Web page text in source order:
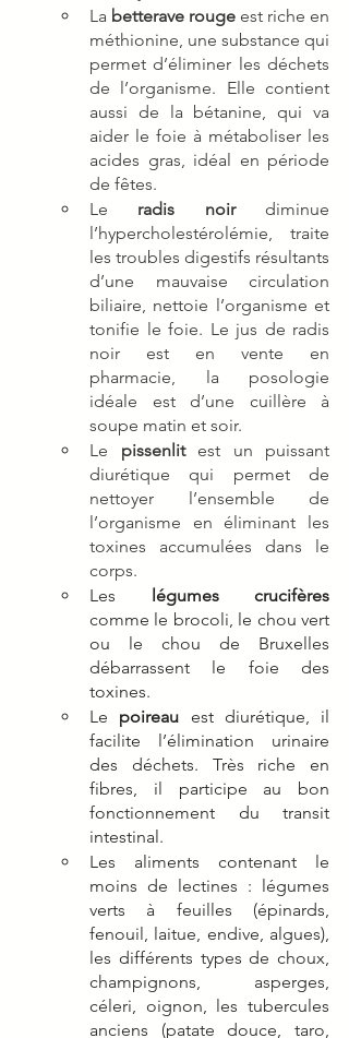
La betterave rouge est riche en
méthionine, une substance qui
permet d’éliminer les déchets
de l’organisme. Elle contient
aussi de la bétanine, qui va
aider le foie à métaboliser les
acides gras, idéal en période
de fêtes.
Le radis noir diminue
l’hypercholestérolémie, traite
les troubles digestifs résultants
d’une mauvaise circulation
biliaire, nettoie l’organisme et
tonifie le foie. Le jus de radis
noir est en vente en
pharmacie, la posologie
idéale est d’une cuillère à
soupe matin et soir.
Le pissenlit est un puissant
diurétique qui permet de
nettoyer l’ensemble de
l’organisme en éliminant les
toxines accumulées dans le
corps.
Les
légumes crucifères
comme le brocoli, le chou vert
ou le chou de Bruxelles
débarrassent le foie des
toxines.
Le poireau est diurétique, il
facilite l’élimination urinaire
des déchets. Très riche en
fibres, il participe au bon
fonctionnement du transit
intestinal.
Les aliments contenant le
moins de lectines : légumes
verts à feuilles (épinards,
fenouil, laitue, endive, algues),
les différents types de choux,
champignons, asperges,
céleri, oignon, les tubercules
anciens (patate douce, taro,